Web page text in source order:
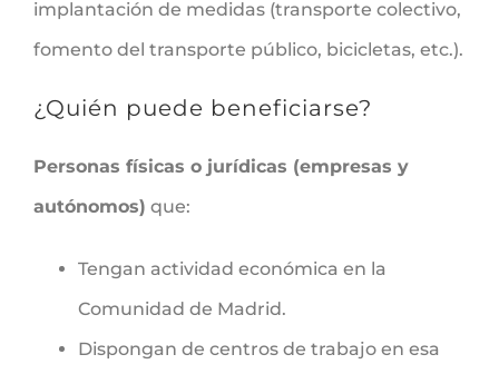
implantación de medidas (transporte colectivo,
fomento del transporte público, bicicletas, etc.).
¿Quién puede beneficiarse?
Personas físicas o jurídicas (empresas y
autónomos) que:
Tengan actividad económica en la
Comunidad de Madrid.
Dispongan de centros de trabajo en esa